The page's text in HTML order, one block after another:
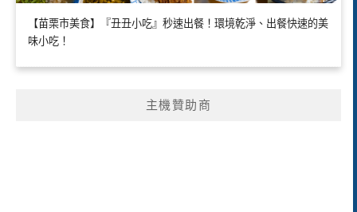
【苗栗市美食】『丑丑小吃』秒速出餐！環境乾淨、出餐快速的美
味小吃！
主機贊助商